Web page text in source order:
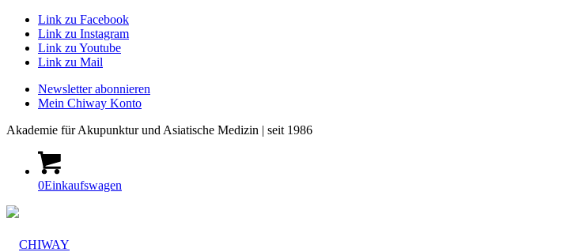
Link zu Facebook
Link zu Instagram
Link zu Youtube
Link zu Mail
Newsletter abonnieren
Mein Chiway Konto
Akademie für Akupunktur und Asiatische Medizin | seit 1986
0Einkaufswagen